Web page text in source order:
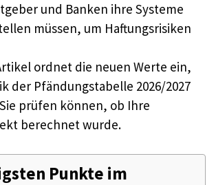
und Banken ihre Systeme
müssen, um Haftungsrisiken
ordnet die neuen Werte ein,
der Pfändungstabelle 2026/2027
prüfen können, ob Ihre
berechnet wurde.
Punkte im